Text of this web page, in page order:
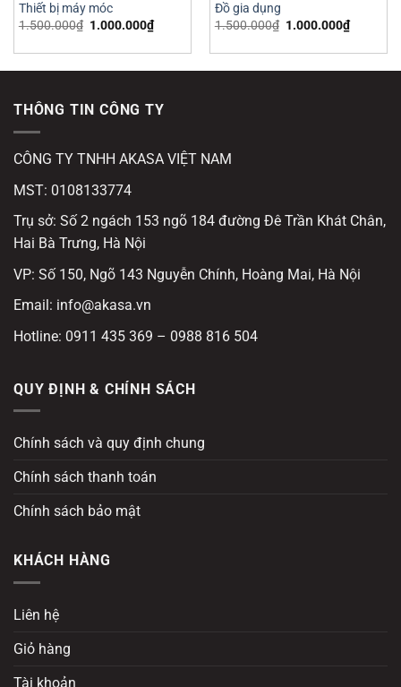
Thiết bị máy móc
1.500.000₫ Giá
1.000.000₫Giá
hiện
1.000.000₫.
Đồ gia dụng
1.500.000₫ Giá
1.000.000₫Giá
hiện
THÔNG TIN CÔNG TY
CÔNG TY TNHH AKASA VIỆT NAM
MST: 0108133774
Trụ sở: Số 2 ngách 153 ngõ 184 đường Đê Trần Khát Chân,
Hai Bà Trưng, Hà Nội
VP: Số 150, Ngõ 143 Nguyễn Chính, Hoàng Mai, Hà Nội
Email: info@akasa.vn
Hotline: 0911 435 369 – 0988 816 504
QUY ĐỊNH & CHÍNH SÁCH
Chính sách và quy định chung
Chính sách thanh toán
Chính sách bảo mật
KHÁCH HÀNG
Liên hệ
Giỏ hàng
Tài khoản